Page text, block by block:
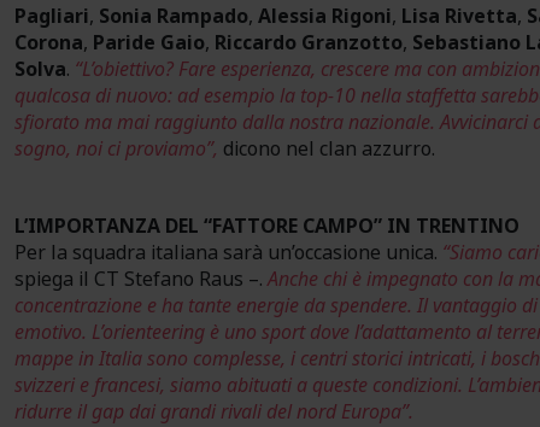
Pagliari, Sonia Rampado, Alessia Rigoni, Lisa Rivetta,
Corona, Paride Gaio, Riccardo Granzotto, Sebastiano
Solva. “L’obiettivo? Fare esperienza, crescere ma con
qualcosa di nuovo: ad esempio la top-10 nella staffetta
sfiorato ma mai raggiunto dalla nostra nazionale. Avvicinarci
sogno, noi ci proviamo”, dicono nel clan azzurro.
L’IMPORTANZA DEL “FATTORE CAMPO” IN TRENTINO
Per la squadra italiana sarà un’occasione unica. “Siamo
spiega il CT Stefano Raus –.Anche chi è impegnato con la
concentrazione e ha tante energie da spendere. Il vantaggio
emotivo. L’orienteering è uno sport dove l’adattamento al
mappe in Italia sono complesse, i centri storici intricati, i
svizzeri e francesi, siamo abituati a queste condizioni.
ridurre il gap dai grandi rivali del nord Europa”.